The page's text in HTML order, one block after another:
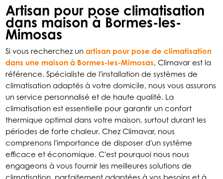
Artisan pour pose climatisation
dans maison à Bormes-les-
Mimosas
Si vous recherchez unartisan pour pose de climatisation
dans une maison à Bormes-les-Mimosas, Climavar est la
référence. Spécialiste de l'installation de systèmes de
climatisation adaptés à votre domicile, nous vous assurons
un service personnalisé et de haute qualité. La
climatisation est essentielle pour garantir un confort
thermique optimal dans votre maison, surtout durant les
périodes de forte chaleur. Chez Climavar, nous
comprenons l'importance de disposer d'un système
efficace et économique. C'est pourquoi nous nous
engageons à vous fournir les meilleures solutions de
climatisation, parfaitement adaptées à vos besoins et à